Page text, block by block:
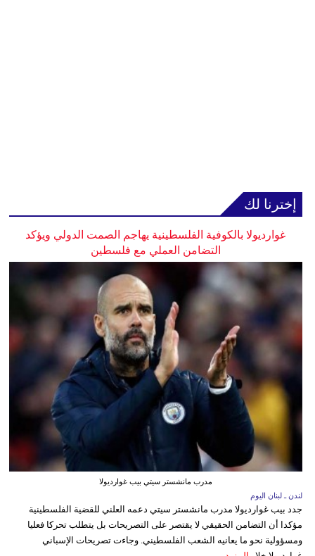
إخترنا لك
غوارديولا بالكوفية الفلسطينية يهاجم الصمت الدولي ويؤكد
التضامن العملي مع فلسطين
مدرب مانشستر سيتي بيب غوارديولا
لندن ـ لبنان اليوم
جدد بيب غوارديولا مدرب مانشستر سيتي دعمه العلني للقضية الفلسطينية
مؤكدا أن التضامن الحقيقي لا يقتصر على التصريحات بل يتطلب تحركا فعليا
ومسؤولية نحو ما يعانيه الشعب الفلسطيني. وجاءت تصريحات الإسباني